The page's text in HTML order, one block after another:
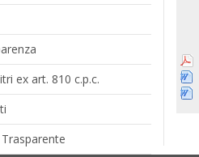
ex art. 810 c.p.c.